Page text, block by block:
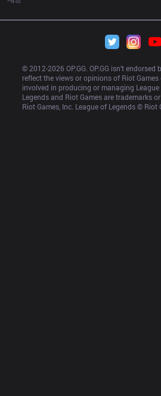
© 2012-2026 OP.GG. OP.GG isn’t
reflect the views or opinions of Riot
involved in producing or managing League
Legends and Riot Games are trademarks
Riot Games, Inc. League of Legends © Riot